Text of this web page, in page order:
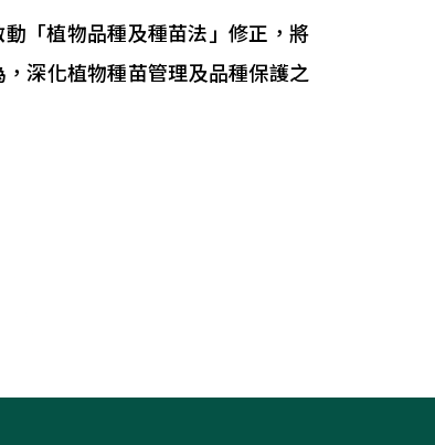
「植物品種及種苗法」修正，將
深化植物種苗管理及品種保護之